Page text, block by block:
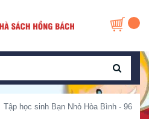
Tập học sinh Bạn Nhỏ Hòa Bình - 96